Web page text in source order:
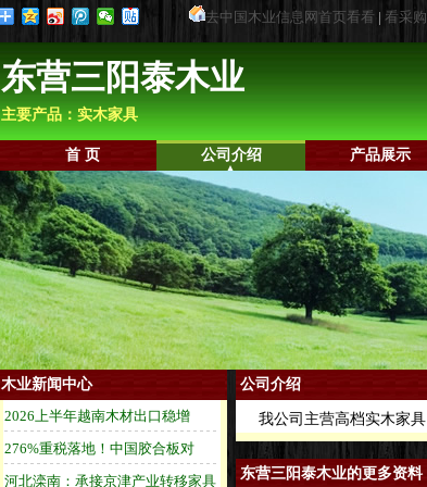
去中国木业信息网首页看看 | 看采购
东营三阳泰木业
主要产品：实木家具
首 页 公司介绍 产品展示
木业新闻中心 公司介绍
我公司主营高档实木家具
东营三阳泰木业的更多资料